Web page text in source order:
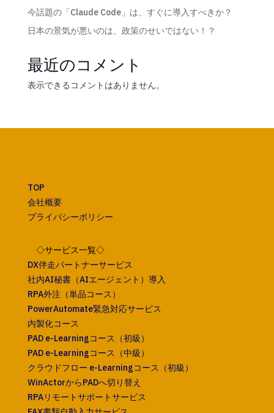
今話題の「Claude Code」は、すぐに導入すべきか？
日本の景気が悪いのは、政策のせいではない！？
最近のコメント
表示できるコメントはありません。
TOP
会社概要
プライバシーポリシー
◇サービス一覧◇
DX伴走パートナーサービス
社内AI秘書（AIエージェント）導入
RPA外注（単品コース）
PowerAutomate緊急対応サービス
内製化コース
PAD e-Learningコース（初級）
PAD e-Learningコース（中級）
クラウドフロー e-Learningコース（初級）
WinActorからPADへ切り替え
RPAリモートサポートサービス